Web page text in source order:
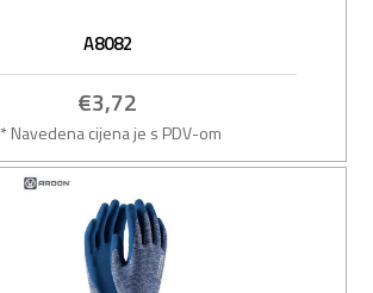
A8082
€3,72
* Navedena cijena je s PDV-om